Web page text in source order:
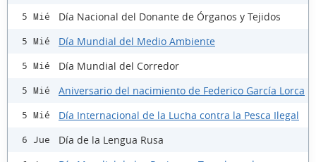
5 Mié Día Nacional del Donante de Órganos y Tejidos
5 Mié Día Mundial del Medio Ambiente
5 Mié Día Mundial del Corredor
5 Mié Aniversario del nacimiento de Federico García Lorca
5 Mié Día Internacional de la Lucha contra la Pesca Ilegal
6 Jue Día de la Lengua Rusa